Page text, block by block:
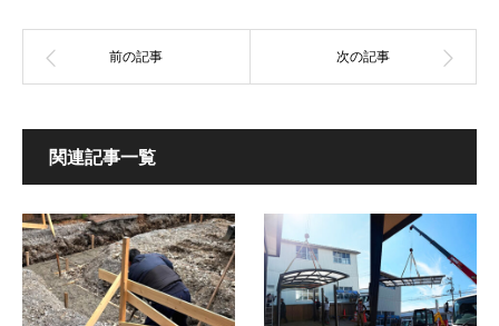
関連記事一覧